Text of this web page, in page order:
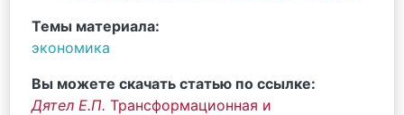
Темы материала:
экономика
Вы можете скачать статью по ссылке:
Дятел Е.П. Трансформационная и